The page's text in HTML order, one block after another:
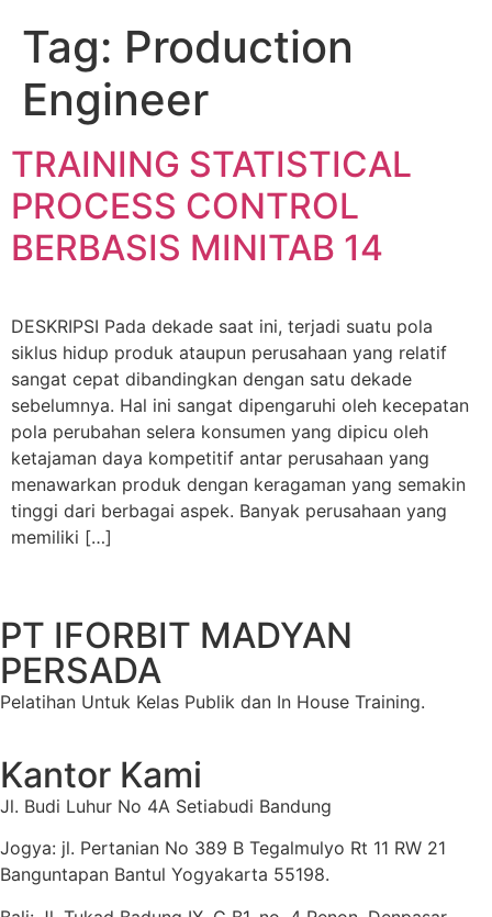
Tag: Production
Engineer
TRAINING STATISTICAL
PROCESS CONTROL
BERBASIS MINITAB 14
DESKRIPSI Pada dekade saat ini, terjadi suatu pola
siklus hidup produk ataupun perusahaan yang relatif
sangat cepat dibandingkan dengan satu dekade
sebelumnya. Hal ini sangat dipengaruhi oleh kecepatan
pola perubahan selera konsumen yang dipicu oleh
ketajaman daya kompetitif antar perusahaan yang
menawarkan produk dengan keragaman yang semakin
tinggi dari berbagai aspek. Banyak perusahaan yang
memiliki […]
PT IFORBIT MADYAN
PERSADA
Pelatihan Untuk Kelas Publik dan In House Training.
Kantor Kami
Jl. Budi Luhur No 4A Setiabudi Bandung
Jogya: jl. Pertanian No 389 B Tegalmulyo Rt 11 RW 21
Banguntapan Bantul Yogyakarta 55198.